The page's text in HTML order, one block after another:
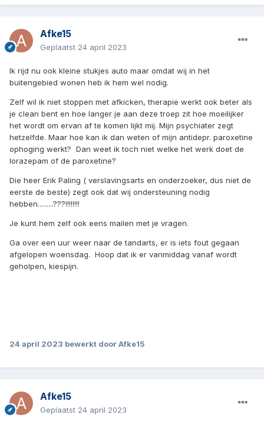
Afke15
Geplaatst 24 april 2023
Ik rijd nu ook kleine stukjes auto maar omdat wij in het
buitengebied wonen heb ik hem wel nodig.
Zelf wil ik niet stoppen met afkicken, therapie werkt ook beter als
je clean bent en hoe langer je aan deze troep zit hoe moeilijker
het wordt om ervan af te komen lijkt mij. Mijn psychiater zegt
hetzelfde. Maar hoe kan ik dan weten of mijn antidepr. paroxetine
ophoging werkt? Dan weet ik toch niet welke het werk doet de
lorazepam of de paroxetine?
Die heer Erik Paling ( verslavingsarts en onderzoeker, dus niet de
eerste de beste) zegt ook dat wij ondersteuning nodig
hebben.........???!!!!!!!!
Je kunt hem zelf ook eens mailen met je vragen.
Ga over een uur weer naar de tandarts, er is iets fout gegaan
afgelopen woensdag. Hoop dat ik er vanmiddag vanaf wordt
geholpen, kiespijn.
24 april 2023 bewerkt door Afke15
Afke15
Geplaatst 24 april 2023